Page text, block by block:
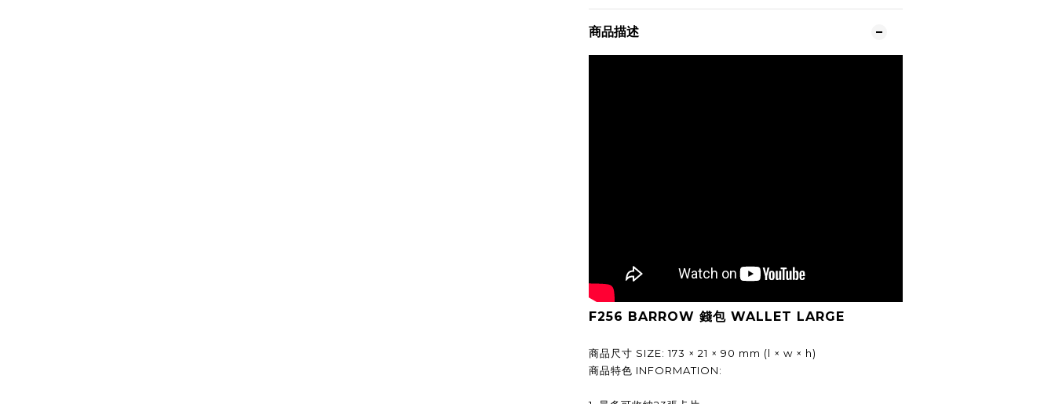
商品描述
F256 BARROW 錢包 WALLET LARGE
商品尺寸 SIZE: 173 × 21 × 90 mm (l × w × h)
商品特色 INFORMATION: